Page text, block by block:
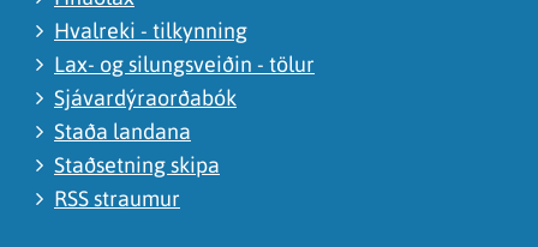
Hvalreki - tilkynning
Lax- og silungsveiðin - tölur
Sjávardýraorðabók
Staða landana
Staðsetning skipa
RSS straumur